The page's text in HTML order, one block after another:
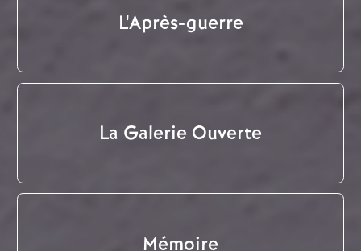
L'Après-guerre
La Galerie Ouverte
Mémoire